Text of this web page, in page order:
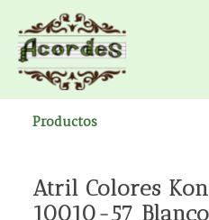
Productos
Atril Colores
10010-57 Blanco